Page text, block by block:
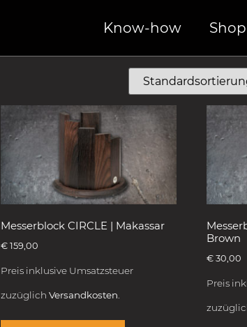
Know-how Shop
Messerblock CIRCLE | Makassar
€ 159,00
Preis inklusive Umsatzsteuer
zuzüglichVersandkosten.
Brown
€ 30,00
Preis